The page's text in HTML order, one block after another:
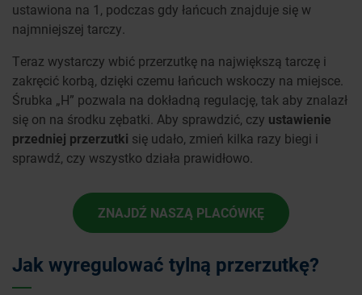
ustawiona na 1, podczas gdy łańcuch znajduje się w
najmniejszej tarczy.
Teraz wystarczy wbić przerzutkę na największą tarczę i
zakręcić korbą, dzięki czemu łańcuch wskoczy na miejsce.
Śrubka „H” pozwala na dokładną regulację, tak aby znalazł
się on na środku zębatki. Aby sprawdzić, czy ustawienie
przedniej przerzutki się udało, zmień kilka razy biegi i
sprawdź, czy wszystko działa prawidłowo.
ZNAJDŹ NASZĄ PLACÓWKĘ
Jak wyregulować tylną przerzutkę?